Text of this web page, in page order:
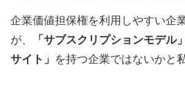
企業価値担保権を利用しやすい企
が、
「サブスクリプションモデル」
サイト」
を持つ企業ではないかと